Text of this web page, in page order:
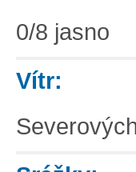
0/8 jasno
Vítr: